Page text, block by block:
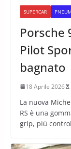
SUPERCAR
Porsche
Pilot
bagnato
18 Aprile 2026
La nuova
RS è una
grip, più